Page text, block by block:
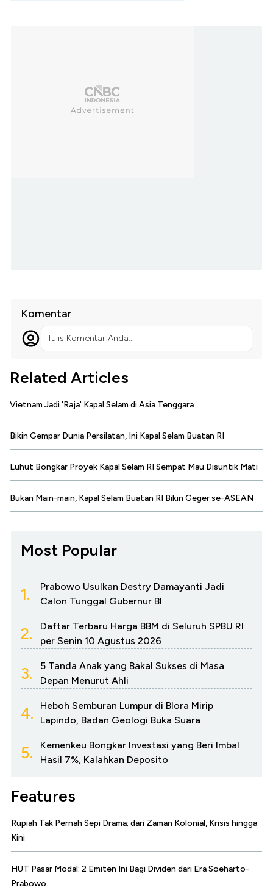
Komentar
Tulis Komentar Anda...
Related Articles
Vietnam Jadi 'Raja' Kapal Selam di Asia Tenggara
Bikin Gempar Dunia Persilatan, Ini Kapal Selam Buatan RI
Luhut Bongkar Proyek Kapal Selam RI Sempat Mau Disuntik Mati
Bukan Main-main, Kapal Selam Buatan RI Bikin Geger se-ASEAN
Most Popular
1.
Prabowo Usulkan Destry Damayanti Jadi
Calon Tunggal Gubernur BI
2.
Daftar Terbaru Harga BBM di Seluruh SPBU RI
per Senin 10 Agustus 2026
3.
5 Tanda Anak yang Bakal Sukses di Masa
Depan Menurut Ahli
4.
Heboh Semburan Lumpur di Blora Mirip
Lapindo, Badan Geologi Buka Suara
5.
Kemenkeu Bongkar Investasi yang Beri Imbal
Hasil 7%, Kalahkan Deposito
Features
Rupiah Tak Pernah Sepi Drama: dari Zaman Kolonial, Krisis hingga
Kini
HUT Pasar Modal: 2 Emiten Ini Bagi Dividen dari Era Soeharto-
Prabowo